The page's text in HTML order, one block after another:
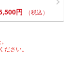
円 （税込）
さい。